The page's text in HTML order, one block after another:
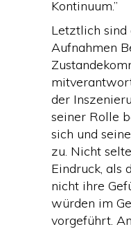
Kontinuum.”
Letztlich sind
Aufnahmen
der
seiner Rolle
sich und
zu. Nicht
Eindruck, als
nicht ihre
würden im
vorgeführt.